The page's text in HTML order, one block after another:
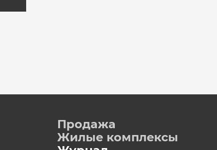
Продажа
Жилые комплексы